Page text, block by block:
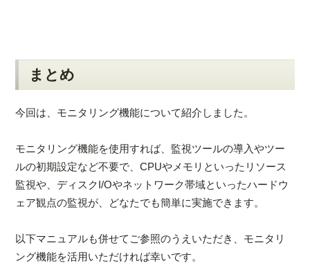
まとめ
今回は、モニタリング機能について紹介しました。
モニタリング機能を使用すれば、監視ツールの導入やツー
ルの初期設定など不要で、CPUやメモリといったリソース
監視や、ディスクI/Oやネットワーク帯域といったハードウ
ェア観点の監視が、どなたでも簡単に実施できます。
以下マニュアルも併せてご参照のうえいただき、モニタリ
ング機能を活用いただければ幸いです。